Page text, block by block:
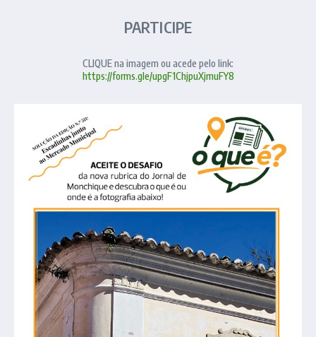
PARTICIPE
CLIQUE na imagem ou acede pelo link:
https://forms.gle/upgF1ChjpuXjmuFY8